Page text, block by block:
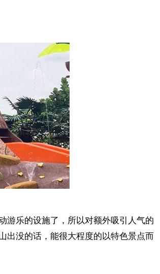
游乐的设施了，所以对额外吸引人气的
出没的话，能很大程度的以特色景点而